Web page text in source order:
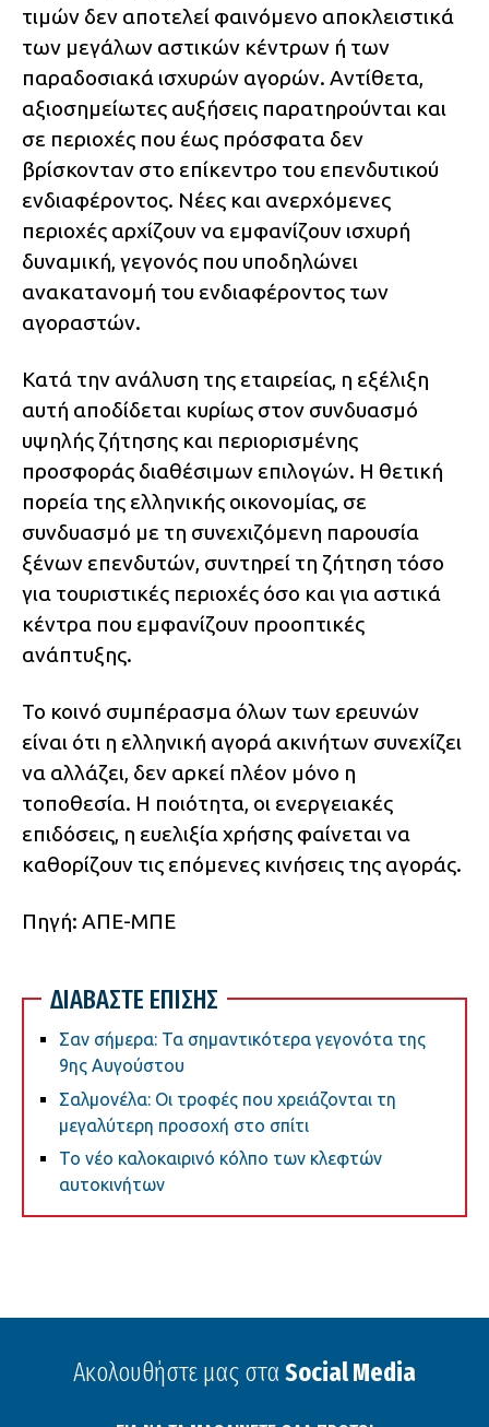
τιμών δεν αποτελεί φαινόμενο αποκλειστικά
των μεγάλων αστικών κέντρων ή των
παραδοσιακά ισχυρών αγορών. Αντίθετα,
αξιοσημείωτες αυξήσεις παρατηρούνται και
σε περιοχές που έως πρόσφατα δεν
βρίσκονταν στο επίκεντρο του επενδυτικού
ενδιαφέροντος. Νέες και ανερχόμενες
περιοχές αρχίζουν να εμφανίζουν ισχυρή
δυναμική, γεγονός που υποδηλώνει
ανακατανομή του ενδιαφέροντος των
αγοραστών.
Κατά την ανάλυση της εταιρείας, η εξέλιξη
αυτή αποδίδεται κυρίως στον συνδυασμό
υψηλής ζήτησης και περιορισμένης
προσφοράς διαθέσιμων επιλογών. Η θετική
πορεία της ελληνικής οικονομίας, σε
συνδυασμό με τη συνεχιζόμενη παρουσία
ξένων επενδυτών, συντηρεί τη ζήτηση τόσο
για τουριστικές περιοχές όσο και για αστικά
κέντρα που εμφανίζουν προοπτικές
ανάπτυξης.
Το κοινό συμπέρασμα όλων των ερευνών
είναι ότι η ελληνική αγορά ακινήτων συνεχίζει
να αλλάζει, δεν αρκεί πλέον μόνο η
τοποθεσία. Η ποιότητα, οι ενεργειακές
επιδόσεις, η ευελιξία χρήσης φαίνεται να
καθορίζουν τις επόμενες κινήσεις της αγοράς.
Πηγή: ΑΠΕ-ΜΠΕ
ΔΙΑΒΑΣΤΕ ΕΠΙΣΗΣ
Σαν σήμερα: Τα σημαντικότερα γεγονότα της
9ης Αυγούστου
Σαλμονέλα: Οι τροφές που χρειάζονται τη
μεγαλύτερη προσοχή στο σπίτι
Το νέο καλοκαιρινό κόλπο των κλεφτών
αυτοκινήτων
Ακολουθήστε μας στα Social Media